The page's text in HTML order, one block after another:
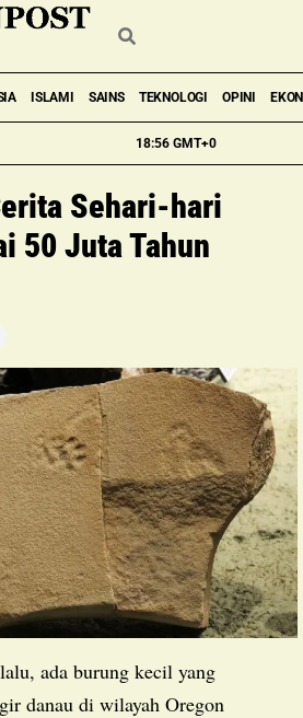
18:56 GMT+0
ISLAMI SAINS TEKNOLOGI OPINI
Sehari-hari
50 Juta Tahun
ada burung kecil yang
danau di wilayah Oregon